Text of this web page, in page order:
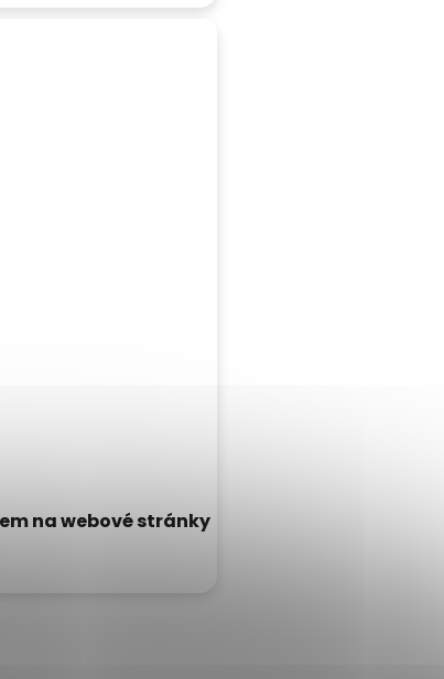
na webové stránky